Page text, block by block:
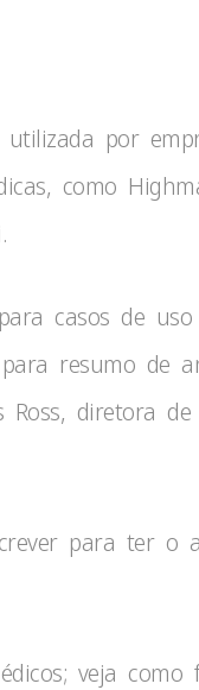
por
como
casos de uso
resumo de
Ross, diretora
para ter o
veja como